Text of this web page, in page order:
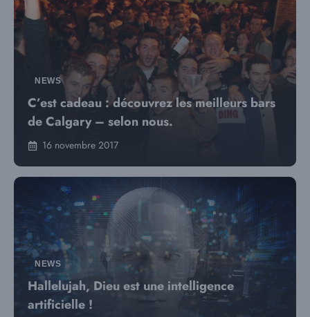
NEWS
C’est cadeau : découvrez les meilleurs bars
de Calgary – selon nous.
16 novembre 2017
NEWS
Hallelujah, Dieu est une intelligence
artificielle !